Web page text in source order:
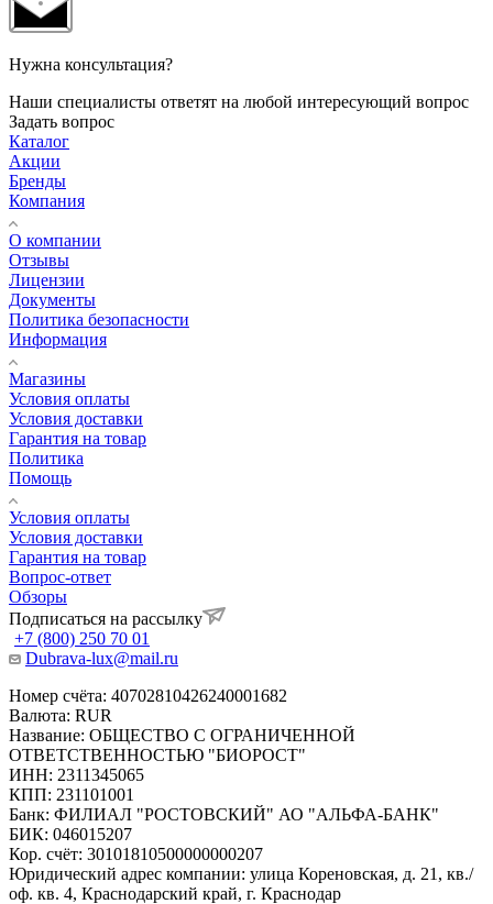
Нужна консультация?
Наши специалисты ответят на любой интересующий вопрос
Задать вопрос
Каталог
Акции
Бренды
Компания
О компании
Отзывы
Лицензии
Документы
Политика безопасности
Информация
Магазины
Условия оплаты
Условия доставки
Гарантия на товар
Политика
Помощь
Условия оплаты
Условия доставки
Гарантия на товар
Вопрос-ответ
Обзоры
Подписаться на рассылку
+7 (800) 250 70 01
Dubrava-lux@mail.ru
Номер счёта: 40702810426240001682
Валюта: RUR
Название: ОБЩЕСТВО С ОГРАНИЧЕННОЙ
ОТВЕТСТВЕННОСТЬЮ "БИОРОСТ"
ИНН: 2311345065
КПП: 231101001
Банк: ФИЛИАЛ "РОСТОВСКИЙ" АО "АЛЬФА-БАНК"
БИК: 046015207
Кор. счёт: 30101810500000000207
Юридический адрес компании: улица Кореновская, д. 21, кв./
оф. кв. 4, Краснодарский край, г. Краснодар